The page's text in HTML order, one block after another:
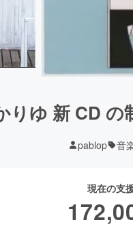
りゆ 新 CD の
pablop 音
現在の支